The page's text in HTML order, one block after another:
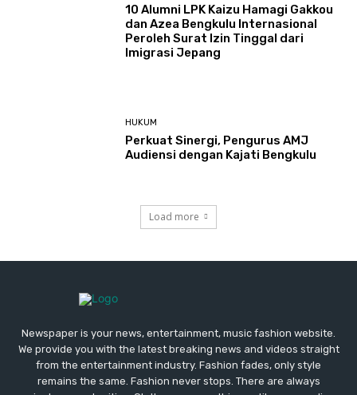
‎10 Alumni LPK Kaizu Hamagi Gakkou
dan Azea Bengkulu Internasional
Peroleh Surat Izin Tinggal dari
Imigrasi Jepang
HUKUM
Perkuat Sinergi, Pengurus AMJ
Audiensi dengan Kajati Bengkulu
Load more
Newspaper is your news, entertainment, music fashion website.
We provide you with the latest breaking news and videos straight
from the entertainment industry. Fashion fades, only style
remains the same. Fashion never stops. There are always